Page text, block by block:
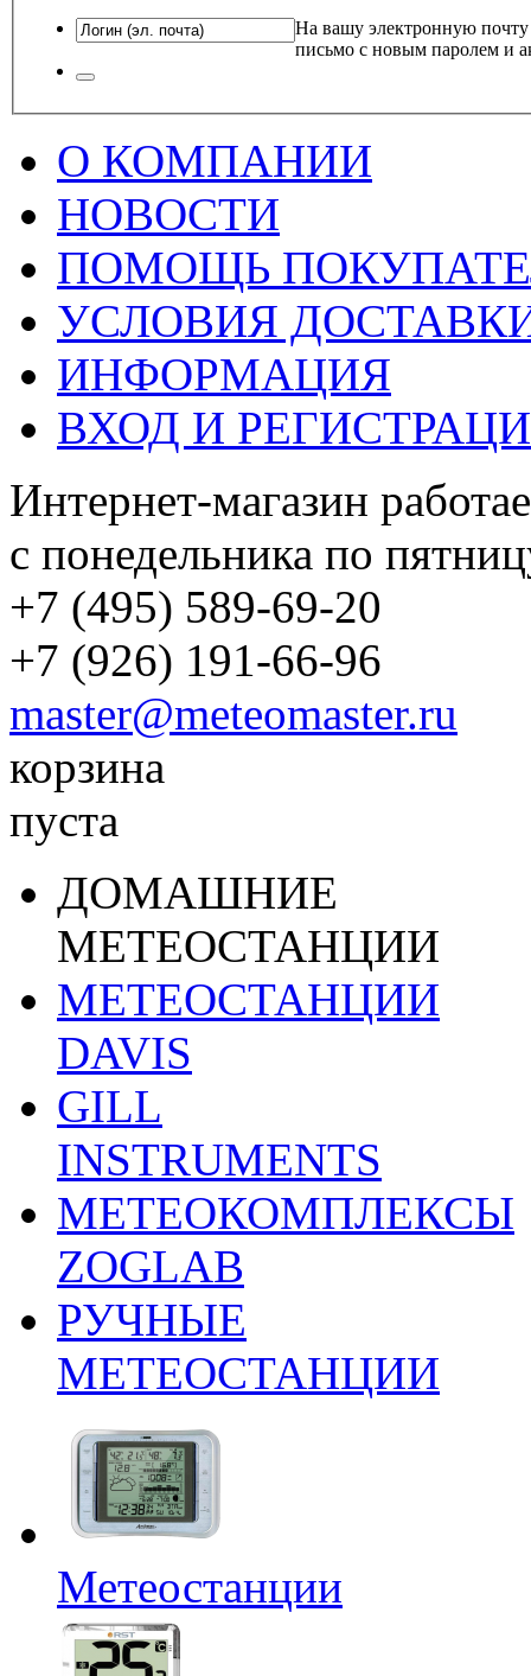
На вашу электронную почту
письмо с новым паролем и
О КОМПАНИИ
НОВОСТИ
ПОМОЩЬ
УСЛОВИЯ
ИНФОРМАЦИЯ
ВХОД И
Интернет-магазин
с понедельника по
+7 (495) 589-69-20
+7 (926) 191-66-96
master@meteomaster.ru
корзина
пуста
ДОМАШНИЕ
МЕТЕОСТАНЦИИ
МЕТЕОСТАНЦИИ
DAVIS
GILL
INSTRUMENTS
МЕТЕОКОМПЛЕКСЫ
ZOGLAB
РУЧНЫЕ
МЕТЕОСТАНЦИИ
Метеостанции